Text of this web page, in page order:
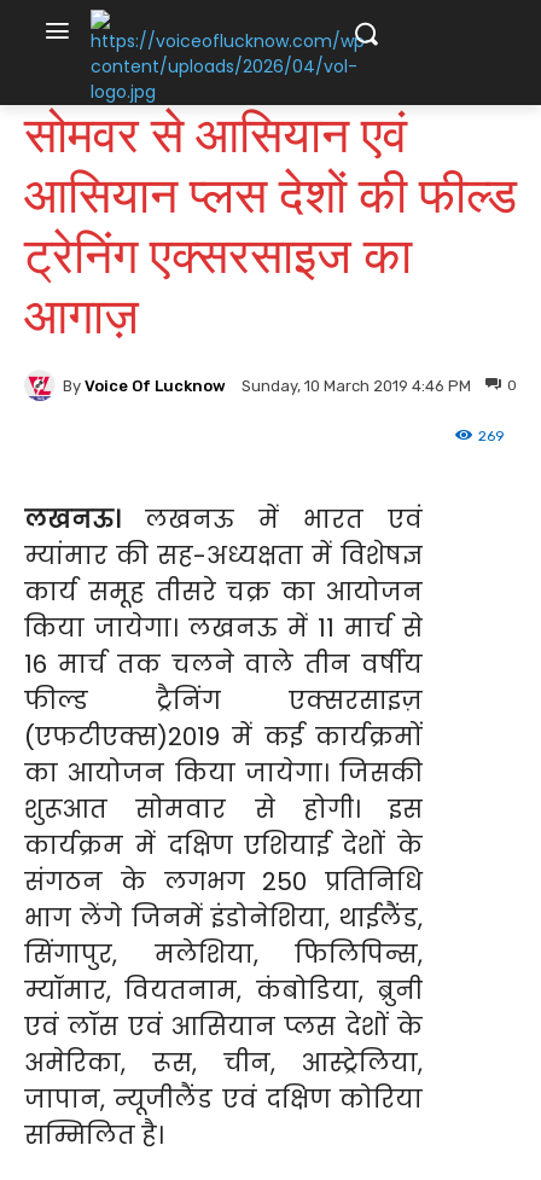
सोमवर से आसियान एवं
आसियान प्लस देशों की फील्ड
ट्रेनिंग एक्सरसाइज का
आगाज़
By Voice Of Lucknow Sunday, 10 March 2019 4:46 PM 0
269
लखनऊ। लखनऊ में भारत एवं
म्यांमार की सह-अध्यक्षता में विशेषज्ञ
कार्य समूह तीसरे चक्र का आयोजन
किया जायेगा। लखनऊ में 11 मार्च से
16 मार्च तक चलने वाले तीन वर्षीय
फील्ड ट्रैनिंग एक्सरसाइज़
(एफटीएक्स)2019 में कई कार्यक्रमों
का आयोजन किया जायेगा। जिसकी
शुरूआत सोमवार से होगी। इस
कार्यक्रम में दक्षिण एशियाई देशों के
संगठन के लगभग 250 प्रतिनिधि
भाग लेंगे जिनमें इंडोनेशिया, थाईलैंड,
सिंगापुर, मलेशिया, फिलिपिन्स,
म्यॉमार, वियतनाम, कंबोडिया, ब्रुनी
एवं लॉस एवं आसियान प्लस देशों के
अमेरिका, रूस, चीन, आस्ट्रेलिया,
जापान, न्यूजीलैंड एवं दक्षिण कोरिया
सम्मिलित है।